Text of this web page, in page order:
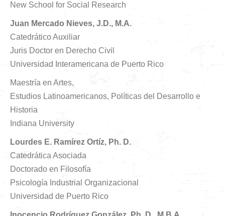
New School for Social Research
Juan Mercado Nieves, J.D., M.A.
Catedrático Auxiliar
Juris Doctor en Derecho Civil
Universidad Interamericana de Puerto Rico
Maestría en Artes,
Estudios Latinoamericanos, Políticas del Desarrollo e
Historia
Indiana University
Lourdes E. Ramírez Ortíz, Ph. D.
Catedrática Asociada
Doctorado en Filosofía
Psicología Industrial Organizacional
Universidad de Puerto Rico